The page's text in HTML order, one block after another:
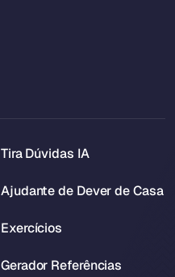
Tira Dúvidas IA
Ajudante de Dever de Casa
Exercícios
Gerador Referências